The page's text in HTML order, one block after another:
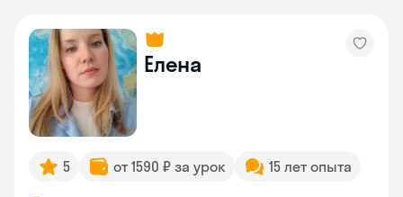
Елена
5 от 1590 ₽ за урок 15 лет опыта